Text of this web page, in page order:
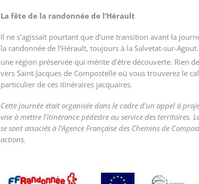
La fête de la randonnée de l’Hérault
Il ne s’agissait pourtant que d’une transition avant la
la randonnée de l’Hérault, toujours à la Salvetat-sur-
une région préservée qui mérite d’être découverte. Rien
vers Saint-Jacques de Compostelle où vous trouverez le
particulier de ces itinéraires jacquaires.
Cette journée était organisée dans le cadre d’un appel à
vise à mettre l’itinérance pédestre au service des territoires.
se sont associés à l’Agence Française des Chemins de
actions.